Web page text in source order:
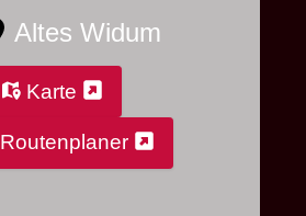
Altes Widum
Karte
Routenplaner